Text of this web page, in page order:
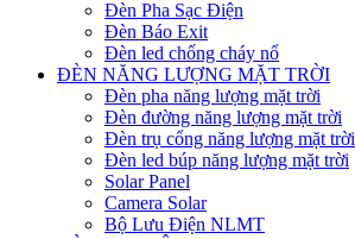
Đèn Pha Sạc Điện
Đèn Báo Exit
Đèn led chống cháy nổ
ĐÈN NĂNG LƯỢNG MẶT TRỜI
Đèn pha năng lượng mặt trời
Đèn đường năng lượng mặt trời
Đèn trụ cổng năng lượng mặt trời
Đèn led búp năng lượng mặt trời
Solar Panel
Camera Solar
Bộ Lưu Điện NLMT